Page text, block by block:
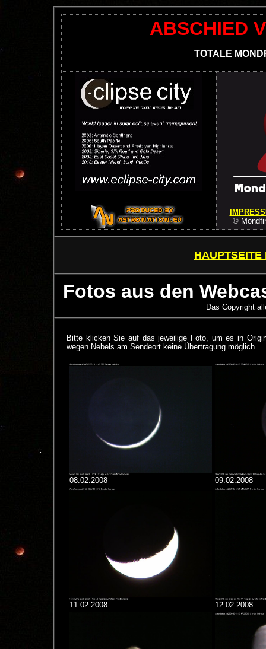
ABSCHIED
TOTALE
©
HAUPTSEITE
Fotos aus den
Das Copyright
Bitte klicken Sie auf das jeweilige Foto, um es in
wegen Nebels am Sendeort keine Übertragung möglich.
08.02.2008 09.02.2008
11.02.2008 12.02.2008